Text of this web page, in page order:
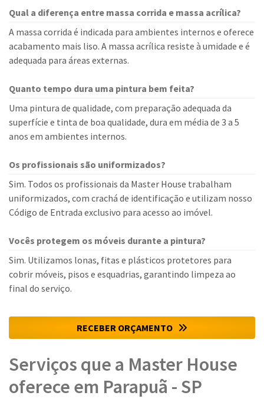
Qual a diferença entre massa corrida e massa acrílica?
A massa corrida é indicada para ambientes internos e oferece
acabamento mais liso. A massa acrílica resiste à umidade e é
adequada para áreas externas.
Quanto tempo dura uma pintura bem feita?
Uma pintura de qualidade, com preparação adequada da
superfície e tinta de boa qualidade, dura em média de 3 a 5
anos em ambientes internos.
Os profissionais são uniformizados?
Sim. Todos os profissionais da Master House trabalham
uniformizados, com crachá de identificação e utilizam nosso
Código de Entrada exclusivo para acesso ao imóvel.
Vocês protegem os móveis durante a pintura?
Sim. Utilizamos lonas, fitas e plásticos protetores para
cobrir móveis, pisos e esquadrias, garantindo limpeza ao
final do serviço.
RECEBER ORÇAMENTO
Serviços que a Master House
oferece em Parapuã - SP